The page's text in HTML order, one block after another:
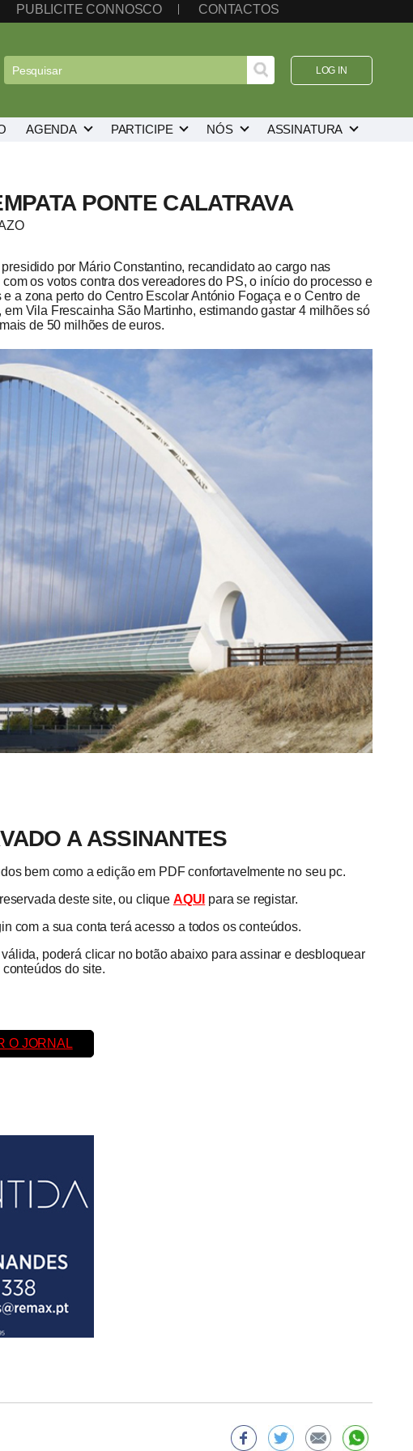
PUBLICITE CONNOSCO CONTACTOS
LOG IN
PONTE CALATRAVA
por Mário Constantino, recandidato ao cargo nas
os votos contra dos vereadores do PS, o início do processo e
a zona perto do Centro Escolar António Fogaça e o Centro de
Vila Frescainha São Martinho, estimando gastar 4 milhões só
de 50 milhões de euros.
A ASSINANTES
bem como a edição em PDF confortavelmente no seu pc.
deste site, ou clique AQUI para se registar.
com a sua conta terá acesso a todos os conteúdos.
poderá clicar no botão abaixo para assinar e desbloquear
do site.
O JORNAL